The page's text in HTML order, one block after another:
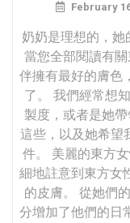
February
奶奶是理想的，她
當您全部閱讀有
伴擁有最好的膚色
了。 我們經常想
製度，或者是她
這些，以及她希望
件。 美麗的東方
細地註意到東方女
的皮膚。 從她們
分增加了他們的日